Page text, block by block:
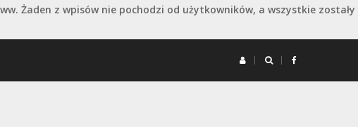
Żaden z wpisów nie pochodzi od użytkowników, a wszystkie zostały